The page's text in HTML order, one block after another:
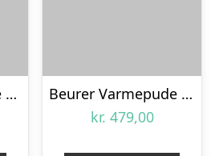
Do Your Chocolate Gaveæske
Beurer Varmepude til Nakke og Skuldre
kr. 479,00